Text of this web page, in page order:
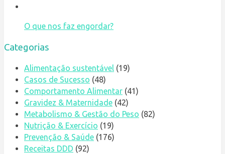
O que nos faz engordar?
Categorias
Alimentação sustentável (19)
Casos de Sucesso (48)
Comportamento Alimentar (41)
Gravidez & Maternidade (42)
Metabolismo & Gestão do Peso (82)
Nutrição & Exercício (19)
Prevenção & Saúde (176)
Receitas DDD (92)